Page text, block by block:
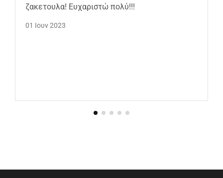
ζακετουλα! Ευχαριστώ πολύ!!!
01 Ιουν 2023